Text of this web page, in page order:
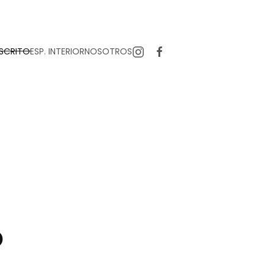
ESP. INTERIORNOSOTROS